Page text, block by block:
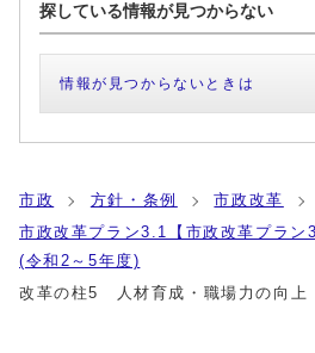
探している情報が見つからない
情報が見つからないときは
市政 方針・条例
市政改革
市政改革プラン3.1【市政改革プラン
(令和2～5年度)
改革の柱5 人材育成・職場力の向上